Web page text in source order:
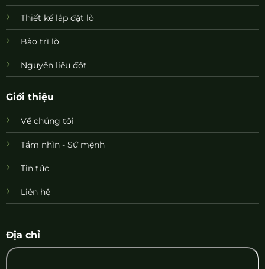
Thiết kế lắp đặt lò
Bảo trì lò
Nguyên liệu đốt
Giới thiệu
Về chúng tôi
Tầm nhìn - Sứ mệnh
Tin tức
Liên hệ
Địa chỉ